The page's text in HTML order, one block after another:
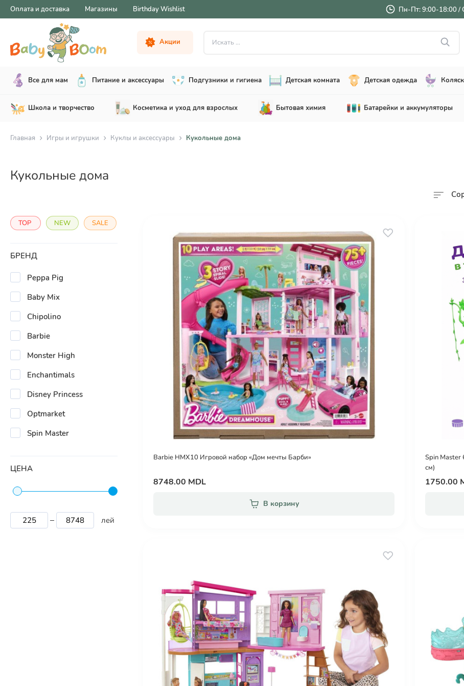
Оплата и доставка Магазины Birthday Wishlist Пн-Пт: 9:00-18:00 /
Акции
Все для мам Питание и аксессуары Подгузники и гигиена Детская комната Детская одежда
Школа и творчество Косметика и уход для взрослых Бытовая химия Батарейки и аккумуляторы
Главная Игры и игрушки Куклы и аксессуары Кукольные домa
Кукольные домa
TOP NEW SALE
БРЕНД
Peppa Pig
Baby Mix
Chipolino
Barbie
Monster High
Enchantimals
Disney Princess
Optmarket
Spin Master
ЦЕНА
лей
Barbie HMX10 Игровой набор «Дом мечты Барби»
8748.00 MDL
В корзину
Spin
см)
1750.00